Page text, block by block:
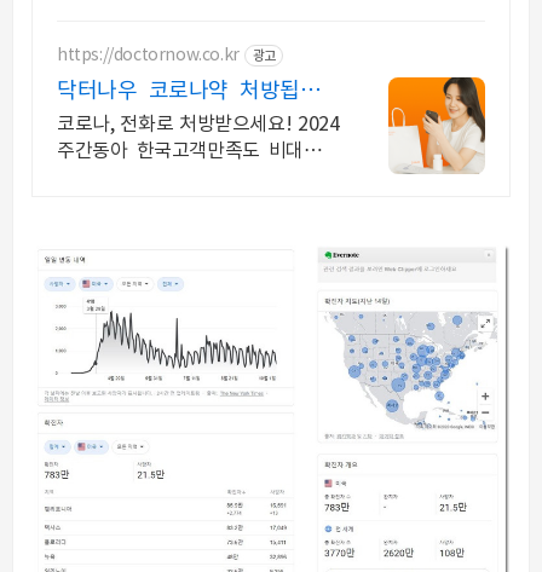
https://doctornow.co.kr 광고
닥터나우 코로나약 처방됩니다
365일 24시간 진료가능
코로나, 전화로 처방받으세요! 2024
주간동아 한국고객만족도 비대면진